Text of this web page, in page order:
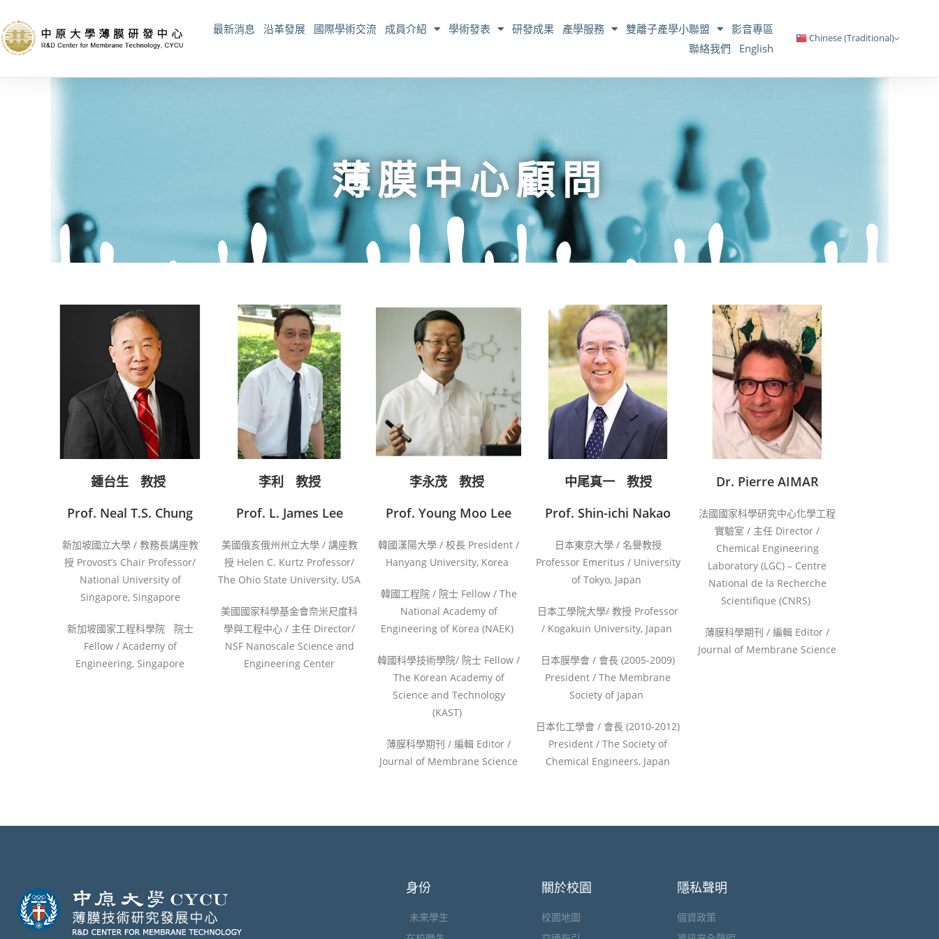
最新消息 沿革發展 國際學術交流 成員介紹 學術發表 研發成果 產學服務 雙離子產學小聯盟
影音專區
聯絡我們
English
Chinese (Traditional)
薄膜中心顧問
鍾台生ﾠ教授
Prof. Neal T.S. Chung
新加坡國立大學 / 教務長講座教
授 Provost’s Chair Professor/
National University of
Singapore, Singapore
新加坡國家工程科學院ﾠ院士
Fellow / Academy of
Engineering, Singapore
李利ﾠ教授
Prof. L. James Lee
美國俄亥俄州州立大學 / 講座教
授 Helen C. Kurtz Professor/
The Ohio State University, USA
美國國家科學基金會奈米尺度科
學與工程中心 / 主任 Director/
NSF Nanoscale Science and
Engineering Center
李永茂ﾠ教授
Prof. Young Moo Lee
韓國漢陽大學 / 校長 President /
Hanyang University, Korea
韓國工程院 / 院士 Fellow / The
National Academy of
Engineering of Korea (NAEK)
韓國科學技術學院/ 院士 Fellow /
The Korean Academy of
Science and Technology
(KAST)
薄膜科學期刊 / 編輯 Editor /
Journal of Membrane Science
中尾真一ﾠ教授
Prof. Shin-ichi Nakao
日本東京大學 / 名譽教授
Professor Emeritus / University
of Tokyo, Japan
日本工學院大學/ 教授 Professor
/ Kogakuin University, Japan
日本膜學會 / 會長 (2005-2009)
President / The Membrane
Society of Japan
日本化工學會 / 會長 (2010-2012)
President / The Society of
Chemical Engineers, Japan
Dr. Pierre AIMAR
法國國家科學研究中心化學工程
實驗室 / 主任 Director /
Chemical Engineering
Laboratory (LGC) – Centre
National de la Recherche
Scientifique (CNRS)
薄膜科學期刊 / 編輯 Editor /
Journal of Membrane Science
身份
未來學生
關於校園
校園地圖
隱私聲明
個資政策